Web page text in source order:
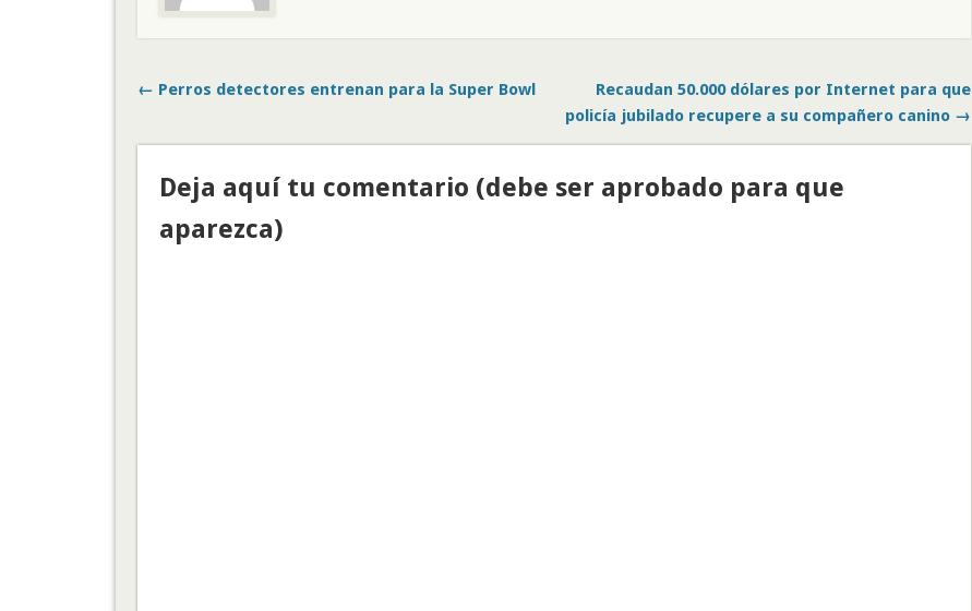
← Perros detectores entrenan para la Super Bowl
Recaudan 50.000 dólares por Internet para que
policía jubilado recupere a su compañero canino →
Deja aquí tu comentario (debe ser aprobado para que
aparezca)